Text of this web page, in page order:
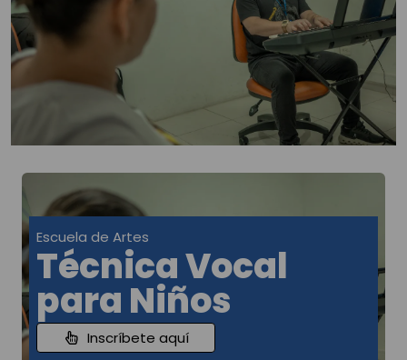
Escuela de Artes
Técnica Vocal
para Niños
Inscríbete aquí